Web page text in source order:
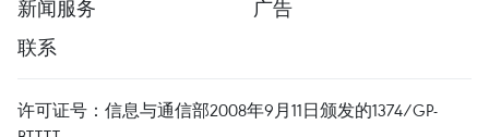
新闻服务
广告
联系
许可证号：信息与通信部2008年9月11日颁发的1374/GP-